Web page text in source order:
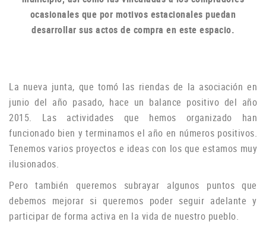
ocasionales que por motivos estacionales puedan
desarrollar sus actos de compra en este espacio.
La nueva junta, que tomó las riendas de la asociación en
junio del año pasado, hace un balance positivo del año
2015. Las actividades que hemos organizado han
funcionado bien y terminamos el año en números positivos.
Tenemos varios proyectos e ideas con los que estamos muy
ilusionados.
Pero también queremos subrayar algunos puntos que
debemos mejorar si queremos poder seguir adelante y
participar de forma activa en la vida de nuestro pueblo.